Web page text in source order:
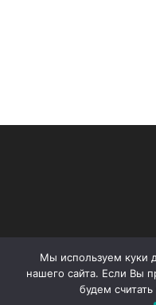
Copyright -
Мы используем куки
нашего сайта. Если Вы
будем считать